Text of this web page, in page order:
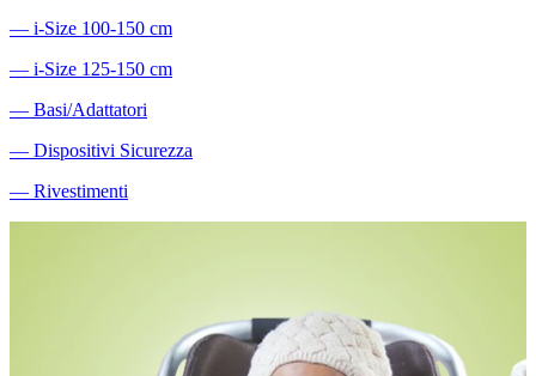
― i-Size 100-150 cm
― i-Size 125-150 cm
― Basi/Adattatori
― Dispositivi Sicurezza
― Rivestimenti